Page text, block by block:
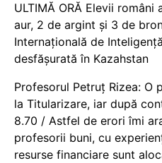
ULTIMĂ ORĂ Elevii
aur, 2 de argint și 3 de
Internațională de
desfășurată în Kazahstan
Profesorul Petruț Rizea: O
la Titularizare, iar după
8.70 / Astfel de erori îmi
profesorii buni, cu
resurse financiare sunt